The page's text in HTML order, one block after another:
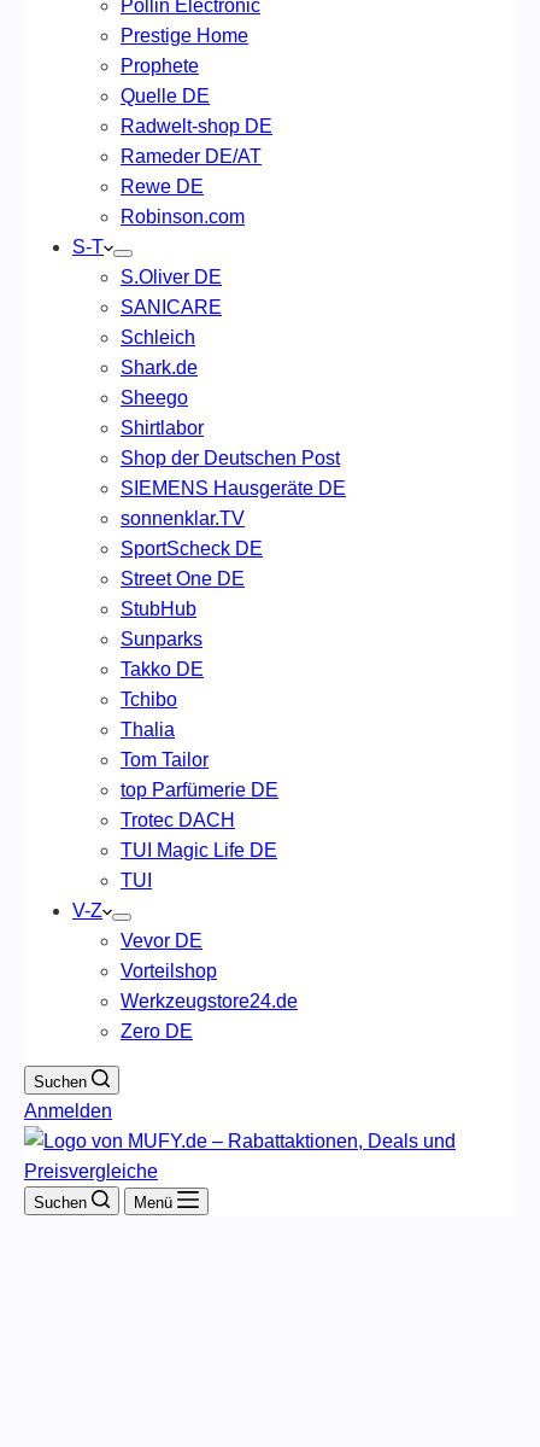
Pollin Electronic
Prestige Home
Prophete
Quelle DE
Radwelt-shop DE
Rameder DE/AT
Rewe DE
Robinson.com
S-T
S.Oliver DE
SANICARE
Schleich
Shark.de
Sheego
Shirtlabor
Shop der Deutschen Post
SIEMENS Hausgeräte DE
sonnenklar.TV
SportScheck DE
Street One DE
StubHub
Sunparks
Takko DE
Tchibo
Thalia
Tom Tailor
top Parfümerie DE
Trotec DACH
TUI Magic Life DE
TUI
V-Z
Vevor DE
Vorteilshop
Werkzeugstore24.de
Zero DE
Suchen
Anmelden
Suchen Menü